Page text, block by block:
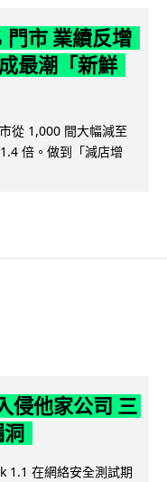
門市 業績反增
最潮「新鮮
從 1,000 間大幅減至
倍。做到「減店增
侵他家公司 三
1.1 在網絡安全測試期